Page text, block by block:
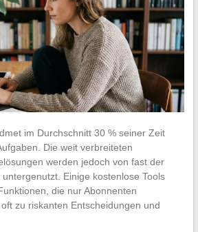
im Durchschnitt 30 % seiner Zeit
Die weit verbreiteten
werden jedoch von fast der
Einige kostenlose Tools
die nur Abonnenten
zu riskanten Entscheidungen und